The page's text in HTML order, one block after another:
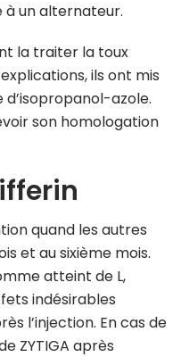
à un alternateur.
la traiter la toux
ils ont mis
azole.
son homologation
quand les autres
et au sixième mois.
atteint de L,
indésirables
l’injection. En cas de
ZYTIGA après